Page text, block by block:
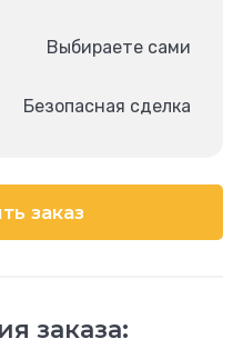
Выбираете сами
Безопасная сделка
заказ
заказа: